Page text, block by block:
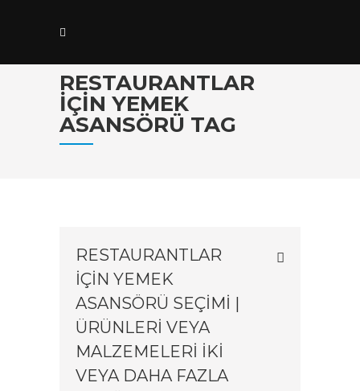
RESTAURANTLAR
IÇIN YEMEK
ASANSÖRÜ TAG
RESTAURANTLAR
IÇIN YEMEK
ASANSÖRÜ SEÇIMI |
ÜRÜNLERI VEYA
MALZEMELERI IKI
VEYA DAHA FAZLA